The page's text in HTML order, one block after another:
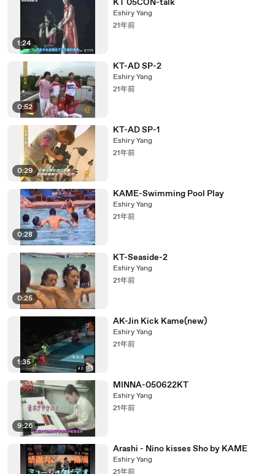
1:24
KT 05CON-talk
Eshiry Yang
21年前
0:52
KT-AD SP-2
Eshiry Yang
21年前
0:29
KT-AD SP-1
Eshiry Yang
21年前
0:28
KAME-Swimming Pool Play
Eshiry Yang
21年前
0:25
KT-Seaside-2
Eshiry Yang
21年前
1:35
AK-Jin Kick Kame(new)
Eshiry Yang
21年前
9:26
MINNA-050622KT
Eshiry Yang
21年前
Arashi - Nino kisses Sho by KAME
Eshiry Yang